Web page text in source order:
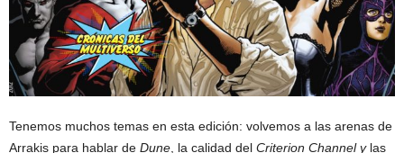
Tenemos muchos temas en esta edición: volvemos a las arenas de
Arrakis para hablar de Dune , la calidad del Criterion Channel ylas